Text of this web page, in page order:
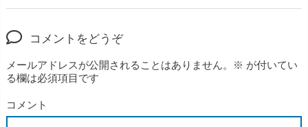
コメントをどうぞ
メールアドレスが公開されることはありません。 ※ が付いてい
る欄は必須項目です
コメント